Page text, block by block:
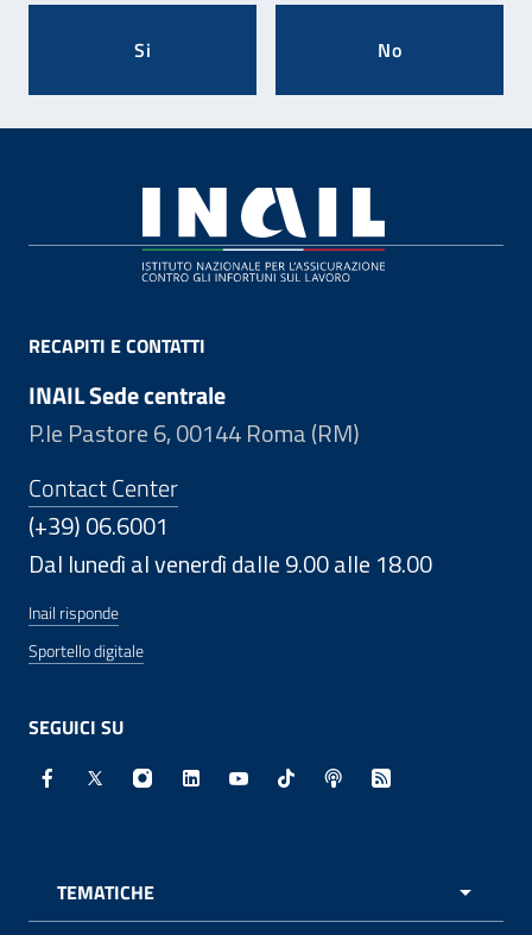
Si No
RECAPITI E CONTATTI
INAIL Sede centrale
P.le Pastore 6, 00144 Roma (RM)
Contact Center
(+39) 06.6001
Dal lunedì al venerdì dalle 9.00 alle 18.00
Inail risponde
Sportello digitale
SEGUICI SU
Facebook - Sito esterno - Apertura in nuova finestra
X - Sito esterno - Apertura in nuova finestra
Instagram - Sito esterno - Apertura in
Linkedin - Sito esterno - Apertura in
Youtube - Sito esterno -
TikTok - Sito esterno -
Spreaker - Sito
Feed RSS -
TEMATICHE